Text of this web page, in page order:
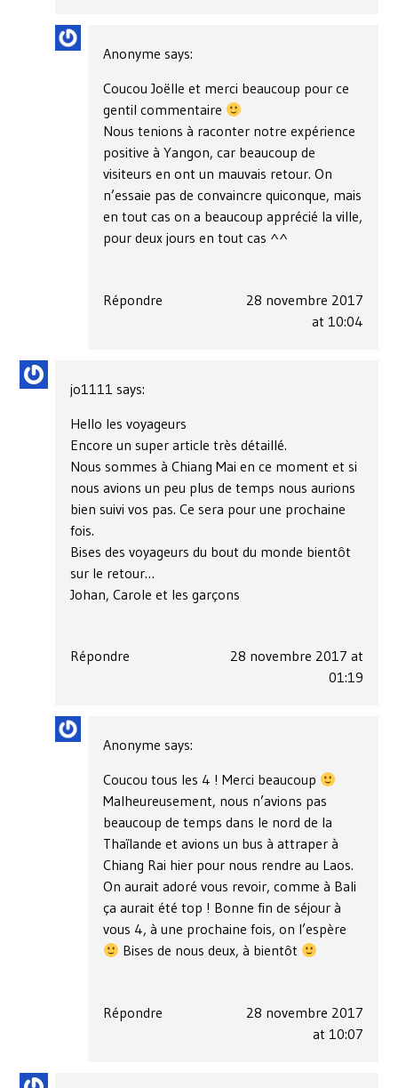
Anonyme says:
Coucou Joëlle et merci beaucoup pour ce
gentil commentaire
Nous tenions à raconter notre expérience
positive à Yangon, car beaucoup de
visiteurs en ont un mauvais retour. On
n’essaie pas de convaincre quiconque, mais
en tout cas on a beaucoup apprécié la ville,
pour deux jours en tout cas ^^
Répondre
28 novembre 2017
at 10:04
jo1111 says:
Hello les voyageurs
Encore un super article très détaillé.
Nous sommes à Chiang Mai en ce moment et si
nous avions un peu plus de temps nous aurions
bien suivi vos pas. Ce sera pour une prochaine
fois.
Bises des voyageurs du bout du monde bientôt
sur le retour…
Johan, Carole et les garçons
Répondre
28 novembre 2017 at
01:19
Anonyme says:
Coucou tous les 4 ! Merci beaucoup
Malheureusement, nous n’avions pas
beaucoup de temps dans le nord de la
Thaïlande et avions un bus à attraper à
Chiang Rai hier pour nous rendre au Laos.
On aurait adoré vous revoir, comme à Bali
ça aurait été top ! Bonne fin de séjour à
vous 4, à une prochaine fois, on l’espère
Bises de nous deux, à bientôt
Répondre
28 novembre 2017
at 10:07